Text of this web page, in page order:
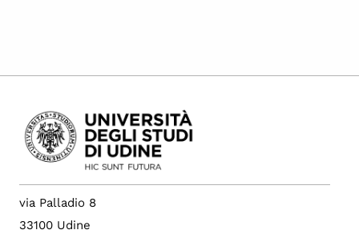
via Palladio 8
33100 Udine